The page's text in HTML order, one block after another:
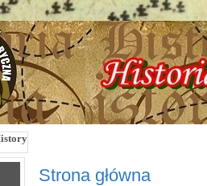
Izba Historyczna, ul. Dworcowa 3
Strona główna